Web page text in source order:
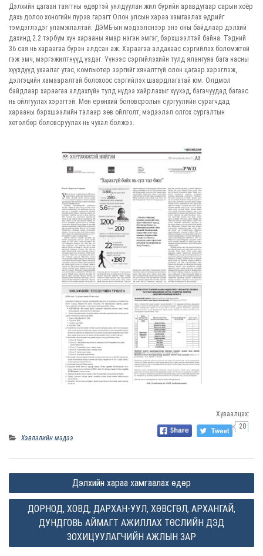
Дэлхийн цагаан таягтны өдөртэй уялдуулан жил бүрийн аравдугаар сарын хоёр
дахь долоо хоногийн пүрэв гарагт Олон улсын хараа хамгаалах өдрийг
тэмдэглэдэг уламжлалтай. ДЭМБ-ын мэдээлснээр энэ оны байдлаар дэлхий
дахинд 2.2 тэрбум хүн харааны ямар нэгэн эмгэг, бэрхшээлтэй байна. Тэдний
36 сая нь хараагаа бүрэн алдсан аж. Хараагаа алдахаас сэргийлэх боломжтой
гэж эмч, мэргэжилтнүүд үздэг. Үүнээс сэргийлэхийн тулд ялангуяа бага насны
хүүхдүүд ухаалаг утас, компьютер зэргийг хяналтгүй олон цагаар хэрэглэж,
дэлгэцийн хамааралтай болохоос сэргийлэх шаардлагатай юм. Олдмол
байдлаар хараагаа алдахгүйн тулд нүдээ хайрлахыг хүүхэд, багачуудад багаас
нь ойлгуулах хэрэгтэй. Мөн ерөнхий боловсролын сургуулийн сурагчдад
харааны бэрхшээлийн талаар зөв ойлголт, мэдээлэл олгох сургалтын
хөтөлбөр боловсруулах нь чухал болжээ.
Хуваалцах:
20
Хэвлэлийн мэдээ
P
o
n
Дэлхийн хараа хамгаалах өдөр
ДОРНОД, ХОВД, ДАРХАН-УУЛ, ХӨВСГӨЛ, АРХАНГАЙ,
ДУНДГОВЬ АЙМАГТ АЖИЛЛАХ ТӨСЛИЙН ДЭД
ЗОХИЦУУЛАГЧИЙН АЖЛЫН ЗАР